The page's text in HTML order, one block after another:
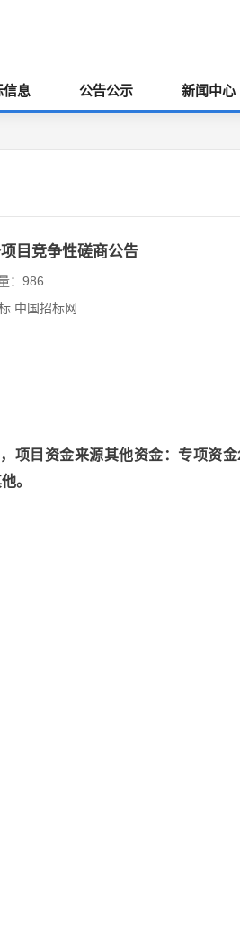
信息 公告公示 新闻中心
目竞争性磋商公告
：986
中国招标网
项目资金来源其他资金：专项资金
。